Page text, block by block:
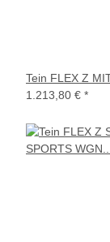
Tein FLEX Z
1.213,80 € *